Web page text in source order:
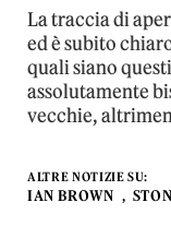
La traccia di
ed è subito
quali siano
assolutamente
vecchie,
ALTRE NOTIZIE SU:
IAN BROWN